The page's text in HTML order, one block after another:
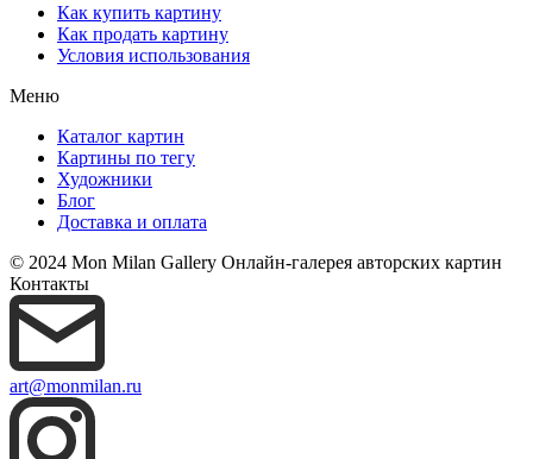
Как купить картину
Как продать картину
Условия использования
Меню
Каталог картин
Картины по тегу
Художники
Блог
Доставка и оплата
© 2024 Mon Milan Gallery Онлайн-галерея авторских картин
Контакты
art@monmilan.ru